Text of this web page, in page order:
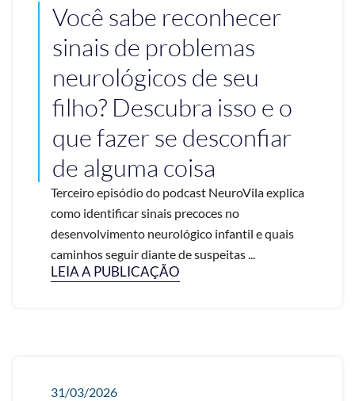
Você sabe reconhecer
sinais de problemas
neurológicos de seu
filho? Descubra isso e o
que fazer se desconfiar
de alguma coisa
Terceiro episódio do podcast NeuroVila explica
como identificar sinais precoces no
desenvolvimento neurológico infantil e quais
caminhos seguir diante de suspeitas ...
LEIA A PUBLICAÇÃO
31/03/2026